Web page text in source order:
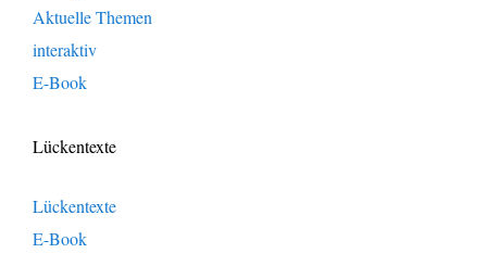
Aktuelle Themen
interaktiv
E-Book
Lückentexte
Lückentexte
E-Book